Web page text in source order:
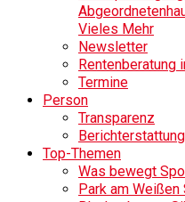
Vieles Mehr
Newsletter
Rentenberatung
Termine
Person
Transparenz
Top-Themen
Was bewegt
Park am Weißen